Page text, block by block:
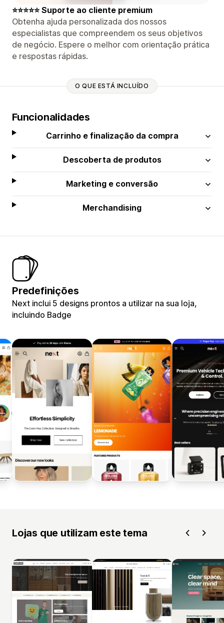
⭐⭐⭐⭐⭐ Suporte ao cliente premium
Obtenha ajuda personalizada dos nossos
especialistas que compreendem os seus objetivos
de negócio. Espere o melhor com orientação prática
e respostas rápidas.
O QUE ESTÁ INCLUÍDO
Funcionalidades
Carrinho e finalização da compra
Descoberta de produtos
Marketing e conversão
Merchandising
Predefinições
Next inclui 5 designs prontos a utilizar na sua loja,
incluindo Badge
Lojas que utilizam este tema